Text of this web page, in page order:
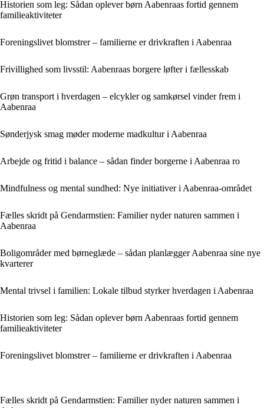
Historien som leg: Sådan oplever børn Aabenraas fortid gennem
familieaktiviteter
Foreningslivet blomstrer – familierne er drivkraften i Aabenraa
Frivillighed som livsstil: Aabenraas borgere løfter i fællesskab
Grøn transport i hverdagen – elcykler og samkørsel vinder frem i
Aabenraa
Sønderjysk smag møder moderne madkultur i Aabenraa
Arbejde og fritid i balance – sådan finder borgerne i Aabenraa ro
Mindfulness og mental sundhed: Nye initiativer i Aabenraa-området
Fælles skridt på Gendarmstien: Familier nyder naturen sammen i
Aabenraa
Boligområder med børneglæde – sådan planlægger Aabenraa sine nye
kvarterer
Mental trivsel i familien: Lokale tilbud styrker hverdagen i Aabenraa
Historien som leg: Sådan oplever børn Aabenraas fortid gennem
familieaktiviteter
Foreningslivet blomstrer – familierne er drivkraften i Aabenraa
Fælles skridt på Gendarmstien: Familier nyder naturen sammen i